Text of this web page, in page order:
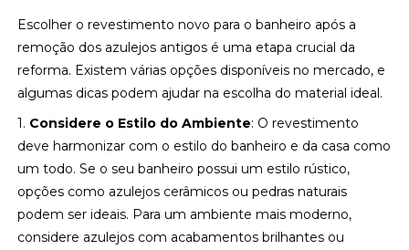
Escolher o revestimento novo para o banheiro após a
remoção dos azulejos antigos é uma etapa crucial da
reforma. Existem várias opções disponíveis no mercado, e
algumas dicas podem ajudar na escolha do material ideal.
1. Considere o Estilo do Ambiente: O revestimento
deve harmonizar com o estilo do banheiro e da casa como
um todo. Se o seu banheiro possui um estilo rústico,
opções como azulejos cerâmicos ou pedras naturais
podem ser ideais. Para um ambiente mais moderno,
considere azulejos com acabamentos brilhantes ou